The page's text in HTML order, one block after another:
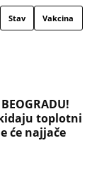
Stav Vakcina
toplotni
će najjače